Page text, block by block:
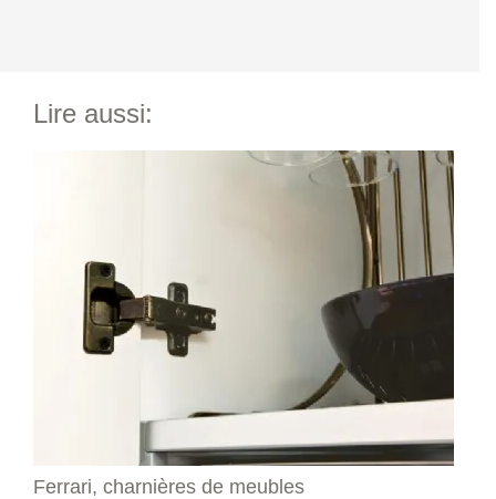
Lire aussi:
Ferrari, charnières de meubles